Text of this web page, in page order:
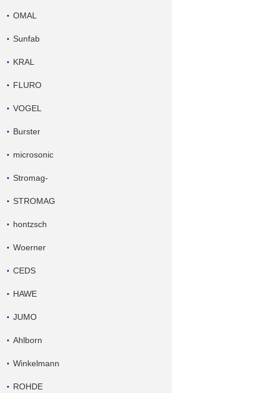
OMAL
Sunfab
KRAL
FLURO
VOGEL
Burster
microsonic
Stromag-
STROMAG
hontzsch
Woerner
CEDS
HAWE
JUMO
Ahlborn
Winkelmann
ROHDE